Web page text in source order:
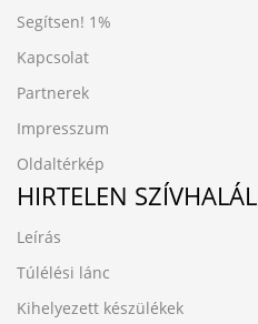
Segítsen! 1%
Kapcsolat
Partnerek
Impresszum
Oldaltérkép
HIRTELEN SZÍVHALÁL
Leírás
Túlélési lánc
Kihelyezett készülékek